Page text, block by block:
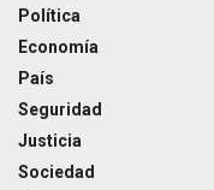
Política
Economía
País
Seguridad
Justicia
Sociedad